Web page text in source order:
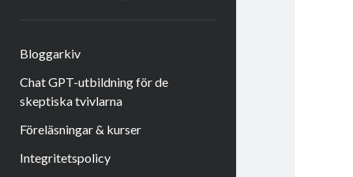
Bloggarkiv
Chat GPT-utbildning för de
skeptiska tvivlarna
Föreläsningar & kurser
Integritetspolicy